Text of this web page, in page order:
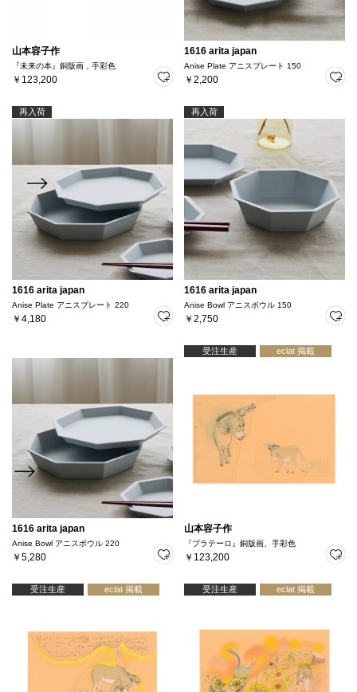
山本容子作
『未来の本』銅版画，手彩色
￥123,200
1616 arita japan
Anise Plate アニスプレート 150
￥2,200
再入荷
1616 arita japan
Anise Plate アニスプレート 220
￥4,180
再入荷
1616 arita japan
Anise Bowl アニスボウル 150
￥2,750
1616 arita japan
Anise Bowl アニスボウル 220
￥5,280
受注生産 eclat 掲載
山本容子作
『プラテーロ』銅版画、手彩色
￥123,200
受注生産 eclat 掲載 受注生産 eclat 掲載